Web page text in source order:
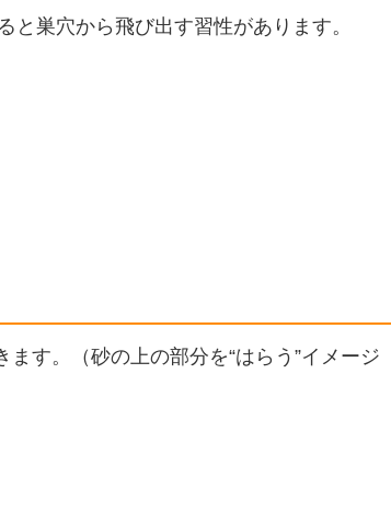
巣穴から飛び出す習性があります。
す。（砂の上の部分を“はらう”イメージ